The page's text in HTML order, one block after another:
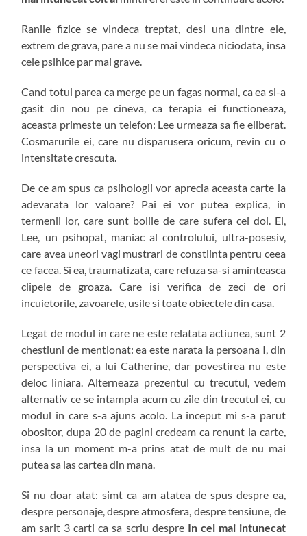
Ranile fizice se vindeca treptat, desi una dintre ele,
extrem de grava, pare a nu se mai vindeca niciodata, insa
cele psihice par mai grave.
Cand totul parea ca merge pe un fagas normal, ca ea si-a
gasit din nou pe cineva, ca terapia ei functioneaza,
aceasta primeste un telefon: Lee urmeaza sa fie eliberat.
Cosmarurile ei, care nu disparusera oricum, revin cu o
intensitate crescuta.
De ce am spus ca psihologii vor aprecia aceasta carte la
adevarata lor valoare? Pai ei vor putea explica, in
termenii lor, care sunt bolile de care sufera cei doi. El,
Lee, un psihopat, maniac al controlului, ultra-posesiv,
care avea uneori vagi mustrari de constiinta pentru ceea
ce facea. Si ea, traumatizata, care refuza sa-si aminteasca
clipele de groaza. Care isi verifica de zeci de ori
incuietorile, zavoarele, usile si toate obiectele din casa.
Legat de modul in care ne este relatata actiunea, sunt 2
chestiuni de mentionat: ea este narata la persoana I, din
perspectiva ei, a lui Catherine, dar povestirea nu este
deloc liniara. Alterneaza prezentul cu trecutul, vedem
alternativ ce se intampla acum cu zile din trecutul ei, cu
modul in care s-a ajuns acolo. La inceput mi s-a parut
obositor, dupa 20 de pagini credeam ca renunt la carte,
insa la un moment m-a prins atat de mult de nu mai
putea sa las cartea din mana.
Si nu doar atat: simt ca am atatea de spus despre ea,
despre personaje, despre atmosfera, despre tensiune, de
am sarit 3 carti ca sa scriu despre In cel mai intunecat